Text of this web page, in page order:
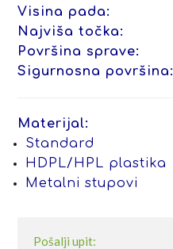
Visina pada:
Najviša točka:
Površina sprave:
Sigurnosna površina:
Materijal:
Standard
HDPL/HPL plastika
Metalni stupovi
Pošalji upit: